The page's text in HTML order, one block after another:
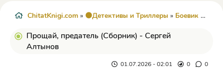
ChitatKnigi.com » 🟠Детективы и Триллеры » Боевик
Прощай, предатель (Сборник) - Сергей
Алтынов
01.07.2026 - 02:01 0 0